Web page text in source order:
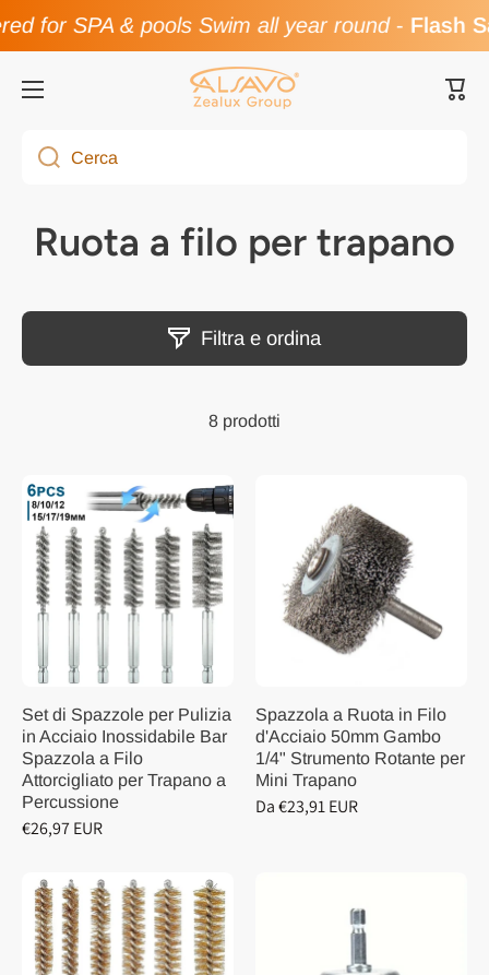
Vai direttamente ai contenuti
for SPA & pools Swim all year round-Flash
Cerca
Ruota a filo per trapano
Filtra e ordina
8 prodotti
Set di Spazzole per Pulizia
in Acciaio Inossidabile Bar
Spazzola a Filo
Attorcigliato per Trapano a
Percussione
€26,97 EUR
Spazzola a Ruota in Filo
d'Acciaio 50mm Gambo
1/4" Strumento Rotante per
Mini Trapano
Da €23,91 EUR